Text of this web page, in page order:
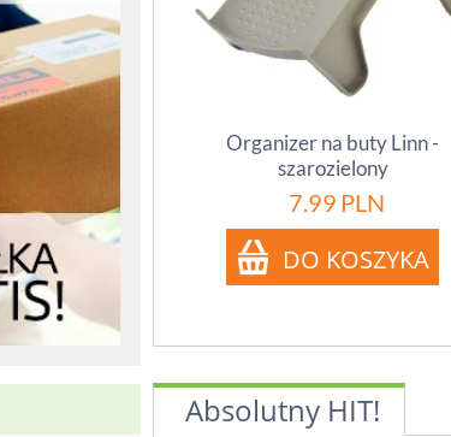
Organizer na buty Linn -
szarozielony
7.99 PLN
Absolutny HIT!